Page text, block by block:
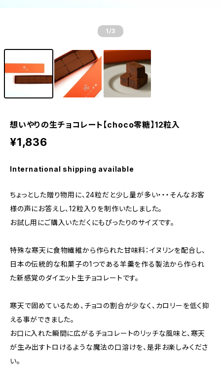
1 /3
想いやりの生チョコレート【choco零糖】12粒入
¥1,836
International shipping available
ちょっとした贈り物用に、24粒だと少し量が多い・・・そんなお客
様の声にお答えし、12粒入りを制作いたしました。
お試し用にご購入いただくにもぴったりのサイズです。
特殊な寒天に食物繊維から作られた甘味料：イヌリンを配合し、
日本の伝統的な和菓子の1つである羊羹を作る製法から作られ
た新感覚のダイエット生チョコレートです。
寒天で固めているため、チョコの割合が少なく、カロリーを低く抑
える事ができました。
お口に入れた瞬間に広がるチョコレートのリッチな風味と、寒天
が生み出すトロけるような魔法の口溶けを、是非お楽しみくださ
い。